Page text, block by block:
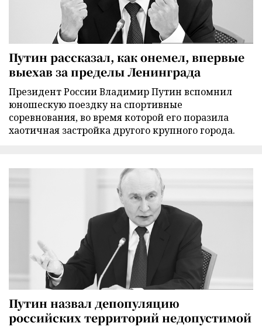
Путин рассказал, как онемел, впервые
выехав за пределы Ленинграда
Президент России Владимир Путин вспомнил
юношескую поездку на спортивные
соревнования, во время которой его поразила
хаотичная застройка другого крупного города.
Путин назвал депопуляцию
российских территорий недопустимой